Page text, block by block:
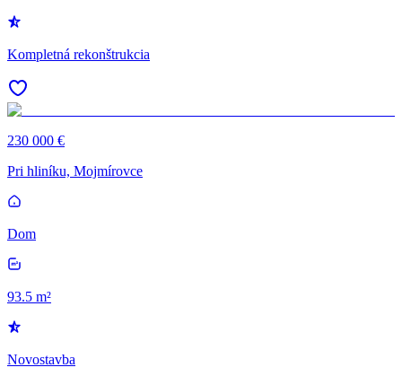
Kompletná rekonštrukcia
230 000 €
Pri hliníku, Mojmírovce
Dom
93.5 m²
Novostavba